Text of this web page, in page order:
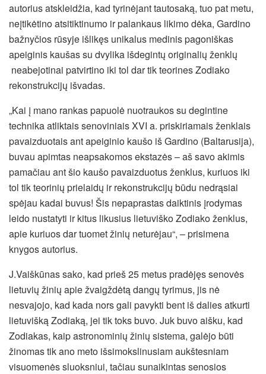
autorius atskleidžia, kad tyrinėjant tautosaką, tuo pat metu,
neįtikėtino atsitiktinumo ir palankaus likimo dėka, Gardino
bažnyčios rūsyje išlikęs unikalus medinis pagoniškas
apeiginis kaušas su dvylika išdegintų originalių ženklų
neabejotinai patvirtino iki tol dar tik teorines Zodiako
rekonstrukcijų išvadas.
„Kai į mano rankas papuolė nuotraukos su degintine
technika atliktais senoviniais XVI a. priskiriamais ženklais
pavaizduotais ant apeiginio kaušo iš Gardino (Baltarusija),
buvau apimtas neapsakomos ekstazės – aš savo akimis
pamačiau ant šio kaušo pavaizduotus ženklus, kuriuos iki
tol tik teorinių prielaidų ir rekonstrukcijų būdu nedrąsiai
spėjau kadai buvus! Šis nepaprastas daiktinis įrodymas
leido nustatyti ir kitus likusius lietuviško Zodiako ženklus,
apie kuriuos dar tuomet žinių neturėjau“, – prisimena
knygos autorius.
J.Vaiškūnas sako, kad prieš 25 metus pradėjęs senovės
lietuvių žinių apie žvaigždėtą dangų tyrimus, jis nė
nesvajojo, kad kada nors gali pavykti bent iš dalies atkurti
lietuvišką Zodiaką, jei tik toks buvo. Juk buvo aišku, kad
Zodiakas, kaip astronominių žinių sistema, galėjo būti
žinomas tik ano meto išsimokslinusiam aukštesniam
visuomenės sluoksniui, tačiau sunaikintas senosios